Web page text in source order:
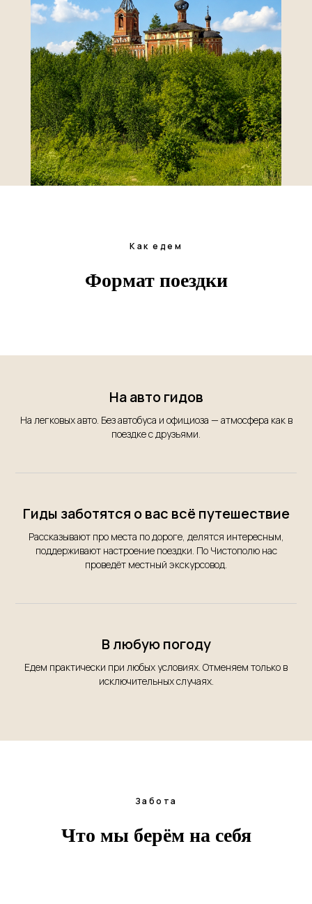
Как едем
Формат поездки
На авто гидов
На легковых авто. Без автобуса и официоза — атмосфера как в
поездке с друзьями.
Гиды заботятся о вас всё путешествие
Рассказывают про места по дороге, делятся интересным,
поддерживают настроение поездки. По Чистополю нас
проведёт местный экскурсовод.
В любую погоду
Едем практически при любых условиях. Отменяем только в
исключительных случаях.
Забота
Что мы берём на себя